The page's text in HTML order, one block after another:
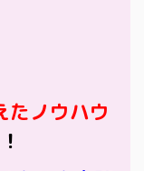
ノウハウ